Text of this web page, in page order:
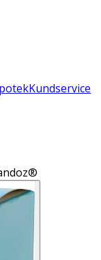
Kundservice